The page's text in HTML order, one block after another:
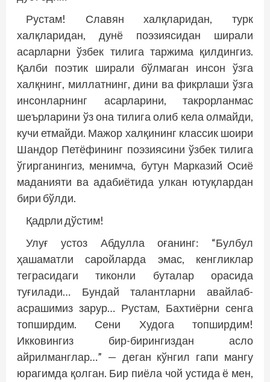
Рустам! Славян халқларидан, турк
халқларидан, дунё поэзиясидан ширали
асарларни ўзбек тилига таржима қилдингиз.
Қалби поэтик ширали бўлмаган инсон ўзга
халқнинг, миллатнинг, дини ва фикрлаши ўзга
инсонларнинг асарларини, такрорланмас
шеърларини ўз она тилига олиб кела олмайди,
кучи етмайди. Мажор халқининг классик шоири
Шандор Петёфининг поэзиясини ўзбек тилига
ўгирганингиз, менимча, бутун Марказий Осиё
маданияти ва адабиётида улкан ютуқлардан
бири бўлди.
Қадрли дўстим!
Улуғ устоз Абдулла оғанинг: “Булбул
ҳашаматли саройларда эмас, кенгликлар
теграсидаги тиконли буталар орасида
туғилади… Бундай талантларни авайлаб-
асрашимиз зарур… Рустам, Бахтиёрни сенга
топширдим. Сени Худога топширдим!
Икковингиз бир-бирингиздан асло
айрилманглар…” — деган кўнгил гапи мангу
юрагимда қолган. Бир пиёла чой устида ё мен,